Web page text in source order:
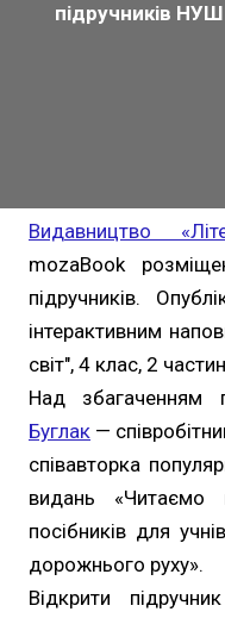
підручників
Видавництво
mozaBook
підручників.
інтерактивним
світ", 4 клас, 2
Над збагаченням
Буглак —
співавторка
видань «Читаємо
посібників для
дорожнього руху».
Відкрити